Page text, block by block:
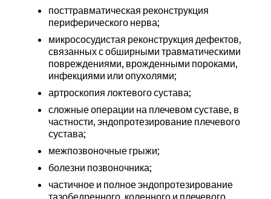
посттравматическая реконструкция
периферического нерва;
микрососудистая реконструкция дефектов,
связанных с обширными травматическими
повреждениями, врожденными пороками,
инфекциями или опухолями;
артроскопия локтевого сустава;
сложные операции на плечевом суставе, в
частности, эндопротезирование плечевого
сустава;
межпозвоночные грыжи;
болезни позвоночника;
частичное и полное эндопротезирование
тазобедренного, коленного и плечевого